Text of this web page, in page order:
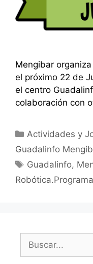
Mengibar
el próximo 22 de
el centro
colaboración con
Categorías
Actividades y
Guadalinfo
Etiquetas
Guadalinfo,